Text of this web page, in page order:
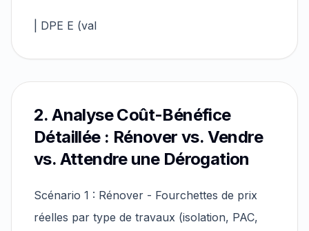
| DPE E (val
2. Analyse Coût-Bénéfice
Détaillée : Rénover vs. Vendre
vs. Attendre une Dérogation
Scénario 1 : Rénover - Fourchettes de prix
réelles par type de travaux (isolation, PAC,